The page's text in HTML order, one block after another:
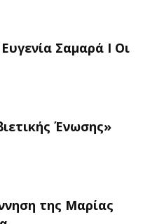
Σαμαρά Ι Οι
Ένωσης»
της Μαρίας